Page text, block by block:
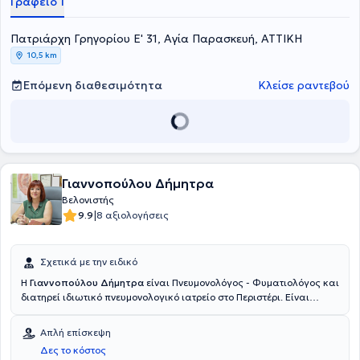
αθλητικές κακώσεις.
Πατριάρχη Γρηγορίου Ε' 31, Αγία Παρασκευή, ΑΤΤΙΚΗ
10,5 km
Επόμενη διαθεσιμότητα Κλείσε ραντεβού
Γιαννοπούλου Δήμητρα
Βελονιστής
9.9|8 αξιολογήσεις
Σχετικά με την ειδικό
Η Γιαννοπούλου Δήμητρα είναι Πνευμονολόγος - Φυματιολόγος και
διατηρεί ιδιωτικό πνευμονολογικό ιατρείο στο Περιστέρι. Είναι
στο Κλουζ -Ναπόκα Ρουμανίας με διεθνές πτυχίο Ιατρικού
Βελονισμού. Η ιατρός διαθέτει εξειδίκευση στον ιατρικό βελονισμό
για τη διακοπή καπνίσματος, το άσθμα, τη ΧΑΠ, τον πόνο, τις
Απλή επίσκεψη
Δες το κόστος